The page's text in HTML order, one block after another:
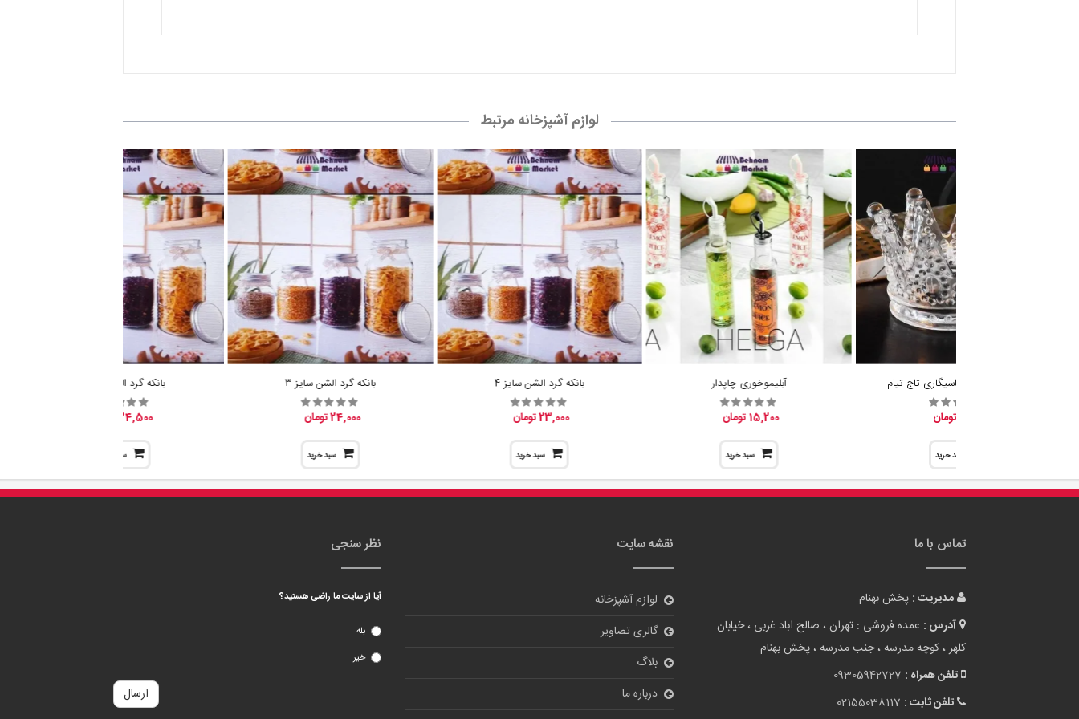
جا شمع وارمر و جاسیگاری تاج تیام
سبد خرید
آبلیموخوری چاپدار
15,200 تومان
سبد خرید
بانکه گرد الشن سایز 4
23,000 تومان
سبد خرید
بانکه گرد الشن سایز 3
24,000 تومان
سبد خرید
بانکه گرد الشن سایز 2
24,500 تومان
سبد خرید
تماس با ما
مدیریت :
آدرس :
عمده فروشی : تهران ، صالح اباد غربی ، خیابان
تلفن همراه :09305942727
پست الکترونیک :
نقشه سایت
بلاگ
تماس با ما
نظر سنجی
آیا از سایت ما راضی هستید؟
خیر